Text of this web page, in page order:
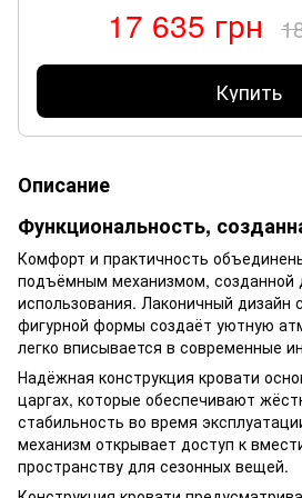
17 635 грн
Купить
Описание
Функциональность,
Комфорт и практичность
подъёмным механизмом, созданной
использования. Лаконичный дизайн
фигурной формы создаёт уютную
легко вписывается в современные
Надёжная конструкция кровати
царгах, которые обеспечивают
стабильность во время
механизм открывает доступ к
пространству для сезонных вещей.